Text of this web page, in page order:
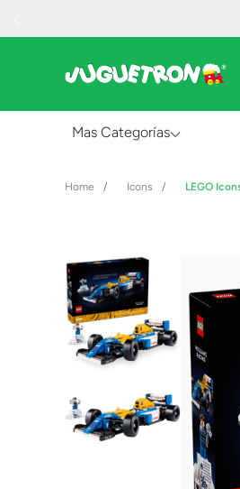
Mas Categorías
Creatividad y Arte
Figuras de Acción
Gadgets y Electrónicos
Juegos de Mesa
Lanzadores
Icons LEGO